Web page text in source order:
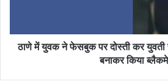
ठाणे में युवक ने फेसबुक पर दोस्ती कर युवती
बनाकर किया